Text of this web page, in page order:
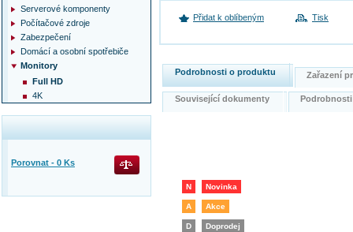
Přidat k oblíbeným Tisk
Podrobnosti o produktu Zařazení
Související dokumenty
N Novinka
A Akce
D Doprodej
Serverové komponenty
Počítačové zdroje
Zabezpečení
Domácí a osobní spotřebiče
Monitory
Full HD
4K
Porovnat - 0 Ks